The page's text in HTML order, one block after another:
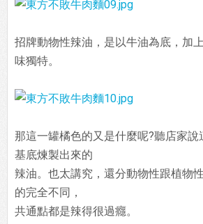
招牌動物性辣油，是以牛油為底，加
味獨特。
那這一罐橘色的又是什麼呢?聽店家說
基底煉製出來的
辣油。也太講究，還分動物性跟植物
的完全不同，
共通點都是辣得很過癮。